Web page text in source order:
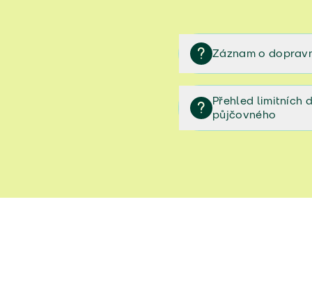
Záznam o
Záznam o dopravní
Přehled limitních
půjčovného